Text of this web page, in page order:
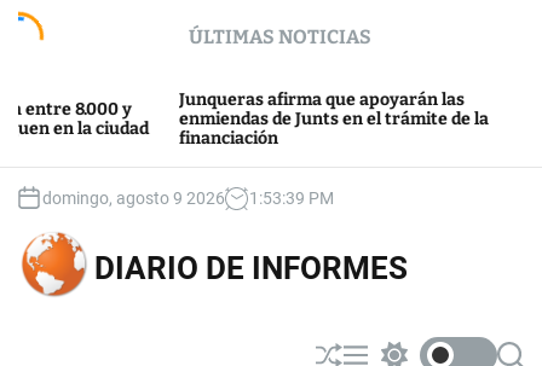
c
ÚLTIMAS NOTICIAS
y
ciudad
Junqueras afirma que apoyarán las
enmiendas de Junts en el trámite de la
financiación
domingo, agosto 9 2026 1 :53:39 PM
DIARIO DE INFORMES